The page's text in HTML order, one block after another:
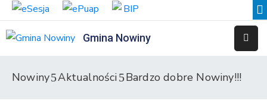
Gmina Nowiny
Nowiny Aktualności Bardzo dobre Nowiny!!!